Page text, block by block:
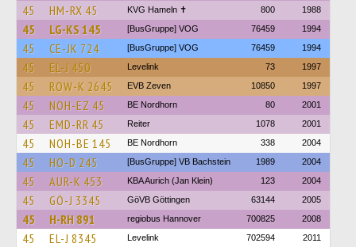
45 HM-RX 45 KVG Hameln ✝ 800 1988
45 LG-KS 145 [BusGruppe] VOG 76459 1994
45 CE-JK 724 [BusGruppe] VOG 76459 1994
45 EL-J 450 Levelink 73 1997
45 ROW-K 2645 EVB Zeven 10850 1997
45 NOH-EZ 45 BE Nordhorn 80 2001
45 EMD-RR 45 Reiter 1078 2001
45 NOH-BE 145 BE Nordhorn 338 2004
45 HO-D 245 [BusGruppe] VB Bachstein 1989 2004
45 AUR-K 453 KBA Aurich (Jan Klein) 123 2004
45 GÖ-J 3345 GöVB Göttingen 63144 2005
45 H-RH 891 regiobus Hannover 700825 2008
45 EL-J 8345 Levelink 702594 2011